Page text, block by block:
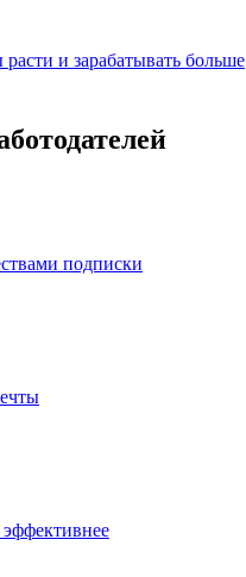
и зарабатывать больше
подписки
эффективнее